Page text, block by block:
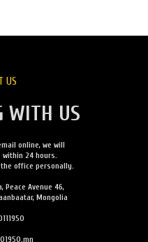
US
WITH US
online, we will
within 24 hours.
office personally.
Peace Avenue 46,
Mongolia